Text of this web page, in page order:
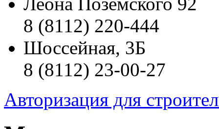
8 (8112) 220-444
Шоссейная, 3Б
8 (8112) 23-00-27
Авторизация для